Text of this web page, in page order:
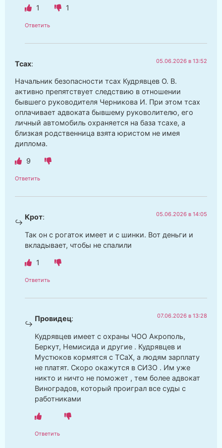
1 1
Ответить
Тсах: 05.06.2026 в 13:52
Начальник безопасности тсах Кудрявцев О. В.
активно препятствует следствию в отношении
бывшего руководителя Черникова И. При этом тсах
оплачивает адвоката бывшему руковолителю, его
личный автомобиль охраняется на база тсахе, а
близкая родственница взята юристом не имея
диплома.
9
Ответить
Крот: 05.06.2026 в 14:05
Так он с рогаток имеет и с шинки. Вот деньги и
вкладывает, чтобы не спалили
1
Ответить
Провидец: 07.06.2026 в 13:28
Кудрявцев имеет с охраны ЧОО Акрополь,
Беркут, Немисида и другие . Кудрявцев и
Мустюков кормятся с ТСаХ, а людям зарплату
не платят. Скоро окажутся в СИЗО . Им уже
никто и ничто не поможет , тем более адвокат
Виноградов, который проиграл все суды с
работниками
Ответить